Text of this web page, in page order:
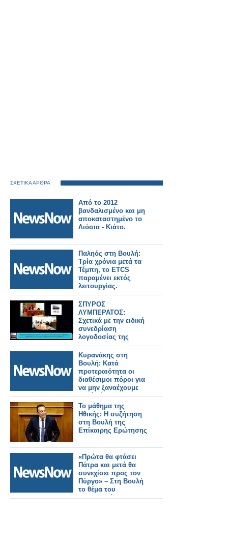
ΣΧΕΤΙΚΑ ΑΡΘΡΑ
Από το 2012
βανδαλισμένο και μη
αποκαταστημένο το
Λιόσια - Κιάτο.
Παληός στη Βουλή:
Τρία χρόνια μετά τα
Τέμπη, το ETCS
παραμένει εκτός
λειτουργίας.
ΣΠΥΡΟΣ
ΛΥΜΠΕΡΑΤΟΣ:
Σχετικά με την ειδική
συνεδρίαση
λογοδοσίας της
Δημοτικής Αρχής. Τι
ακριβώς προβλέπει ο
νόμος και αν αυτός ο
νόμος εφαρμόζεται
στο Δημοτικό μας
Συμβούλιο
Κυρανάκης στη
Βουλή: Κατά
προτεραιότητα οι
διαθέσιμοι πόροι για
να μην ξαναέχουμε
ποτέ Τέμπη
Το μάθημα της
Ηθικής: Η συζήτηση
στη Βουλή της
Επίκαιρης Ερώτησης
«Πρώτα θα φτάσει
Πάτρα και μετά θα
συνεχίσει προς τον
Πύργο» – Στη Βουλή
το θέμα του
σιδηροδρόμου της